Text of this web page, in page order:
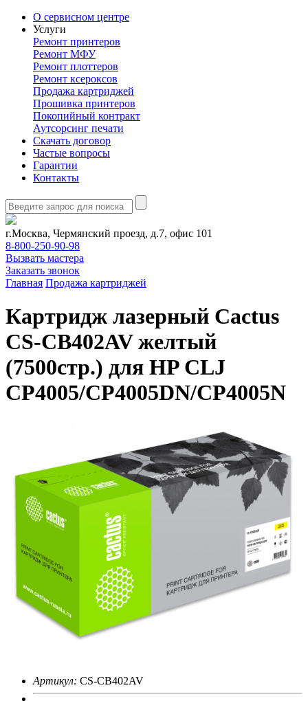
О сервисном центре
Услуги
Ремонт принтеров
Ремонт МФУ
Ремонт плоттеров
Ремонт ксероксов
Продажа картриджей
Прошивка принтеров
Покопийный контракт
Аутсорсинг печати
Скачать договор
Частые вопросы
Гарантии
Контакты
г.Москва, Чермянский проезд, д.7, офис 101
8-800-250-90-98
Вызвать мастера
Заказать звонок
Главная Продажа картриджей
Картридж лазерный Cactus
CS-CB402AV желтый
(7500стр.) для HP CLJ
CP4005/CP4005DN/CP4005N
Артикул: CS-CB402AV